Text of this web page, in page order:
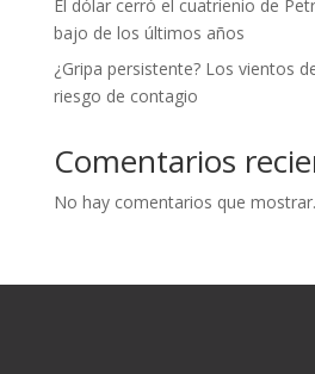
El dólar cerró el cuatrienio de
bajo de los últimos años
¿Gripa persistente? Los vientos
riesgo de contagio
Comentarios
No hay comentarios que mostrar.